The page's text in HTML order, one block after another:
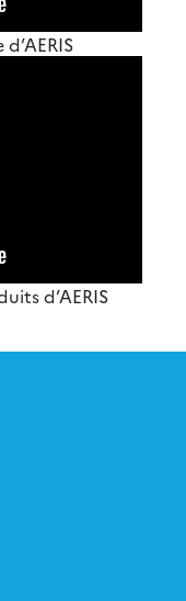
d’AERIS